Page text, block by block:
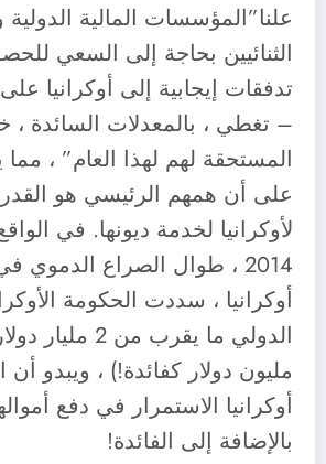
علنا”المؤسسات المالية
الثنائيين بحاجة إلى السعي
تدفقات إيجابية إلى أوكرانيا
– تغطي ، بالمعدلات السائدة ،
المستحقة لهم لهذا العام” ،
على أن همهم الرئيسي هو
لأوكرانيا لخدمة ديونها. في
2014 ، طوال الصراع
أوكرانيا ، سددت الحكومة
مليون دولار كفائدة!) ، ويبدو أن
أوكرانيا الاستمرار في دفع
بالإضافة إلى الفائدة!